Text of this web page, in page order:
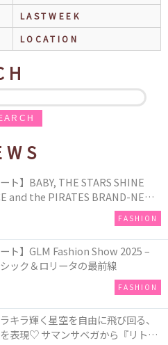
LASTWEEK
LOCATION
ト】BABY, THE STARS SHINE
and the PIRATES BRAND-NEW
FASHION
ート】GLM Fashion Show 2025 –
ック＆ロリータの最前線
FASHION
キラ輝く星空を自由に飛び回る、
表現♡ サマンサベガから『リトル